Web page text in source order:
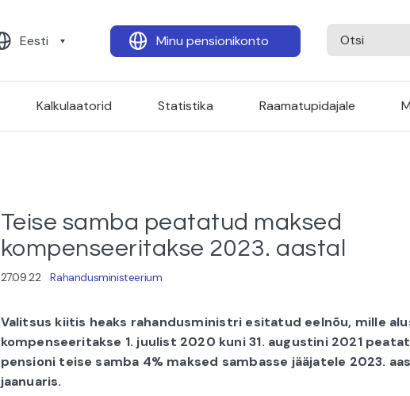
Eesti Minu pensionikonto
Kalkulaatorid Statistika Raamatupidajale
Teise samba peatatud maksed
kompenseeritakse 2023. aastal
27.09.22 Rahandusministeerium
Valitsus kiitis heaks rahandusministri esitatud eelnõu, mille
kompenseeritakse 1. juulist 2020 kuni 31. augustini 2021
pensioni teise samba 4% maksed sambasse jääjatele 2023.
jaanuaris.